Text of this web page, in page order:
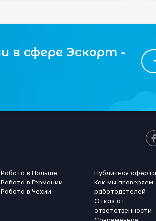
в сфере Эскорт -
Работа в Польше
Работа в Германии
Работа в Чехии
Публичная оферта
Как мы проверяем
работодателей
Отказ от
ответственности